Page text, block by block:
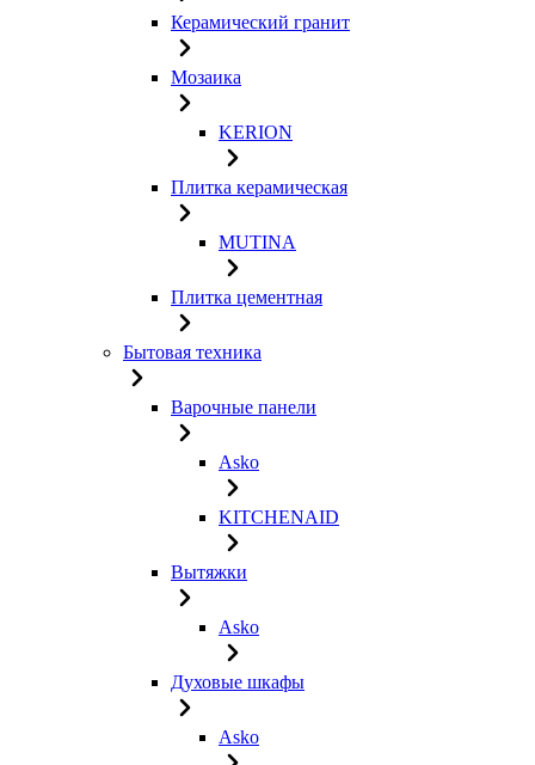
Керамический гранит
Мозаика
KERION
Плитка керамическая
MUTINA
Плитка цементная
Бытовая техника
Варочные панели
Asko
KITCHENAID
Вытяжки
Asko
Духовые шкафы
Asko